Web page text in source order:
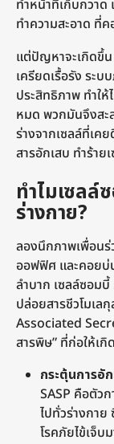
ทำหน้าที่เก็บกวาด
ทำความสะอาด ที่
แต่ปัญหาจะเกิดขึ้น
เครียดเรื้อรัง ระบ
ประสิทธิภาพ ทำให้
หมด พวกมันจึงสะ
ร่างจากเซลล์ที่เค
สารอักเสบ ทำร้าย
ทำไมเซลล์
ร่างกาย?
ลองนึกภาพเพื่อน
ออฟฟิศ และคอยบ่
ลำบาก เซลล์ซอม
ปล่อยสารชีวโมเล
Associated
สารพิษ” ที่ก่อให้เ
กระตุ้นการ
SASP คือตัว
ไปทั่วร่างกาย
โรคภัยไข้เจ็บ